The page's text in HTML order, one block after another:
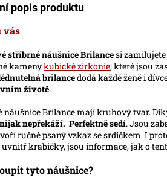
popis produktu
vás
stříbrné náušnice Brilancesi
kamenykubické zirkonie, které jsou
brilancedodá každé ženě i
životě.
náušnice Brilance mají kruhový tvar.
nepřekáží. Perfektně sedí. Jsou
ručně psaný vzkaz se srdíčkem. I
krabičky, jsou informace, jak o
tyto náušnice?